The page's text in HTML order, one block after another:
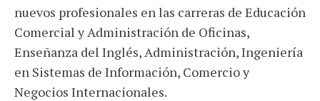
nuevos profesionales en las carreras de Educación
Comercial y Administración de Oficinas,
Enseñanza del Inglés, Administración, Ingeniería
en Sistemas de Información, Comercio y
Negocios Internacionales.